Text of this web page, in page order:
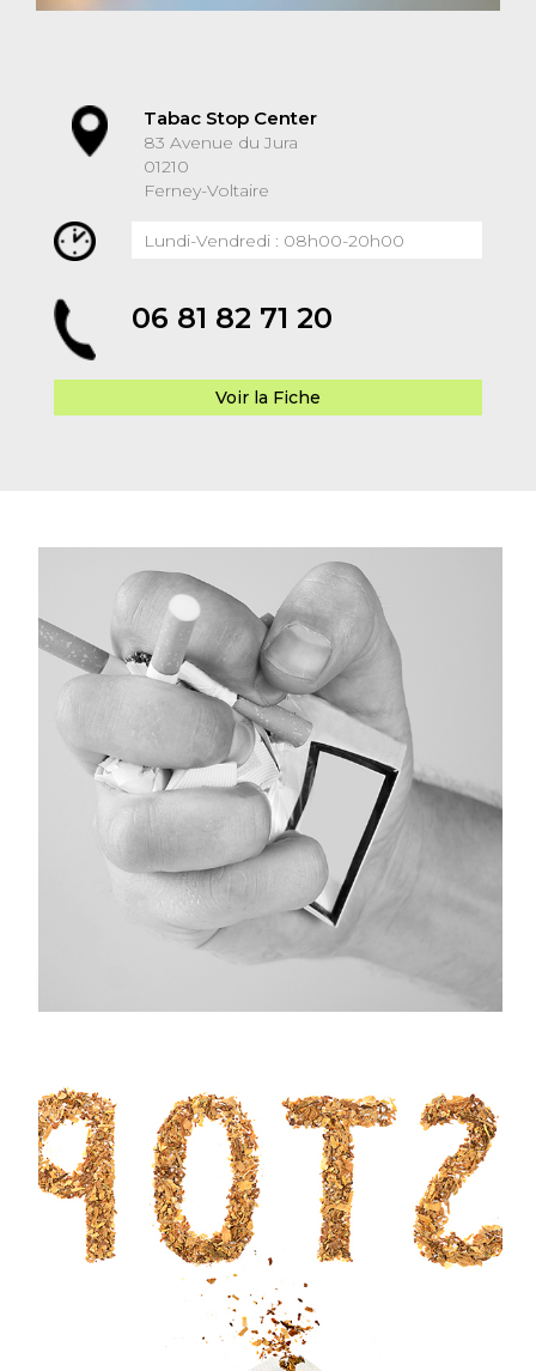
Tabac Stop Center
83 Avenue du Jura
01210
Ferney-Voltaire
Lundi-Vendredi : 08h00-20h00
06 81 82 71 20
Voir la Fiche